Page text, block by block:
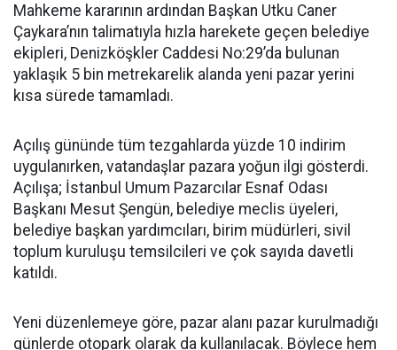
Mahkeme kararının ardından Başkan Utku Caner
Çaykara’nın talimatıyla hızla harekete geçen belediye
ekipleri, Denizköşkler Caddesi No:29’da bulunan
yaklaşık 5 bin metrekarelik alanda yeni pazar yerini
kısa sürede tamamladı.
Açılış gününde tüm tezgahlarda yüzde 10 indirim
uygulanırken, vatandaşlar pazara yoğun ilgi gösterdi.
Açılışa; İstanbul Umum Pazarcılar Esnaf Odası
Başkanı Mesut Şengün, belediye meclis üyeleri,
belediye başkan yardımcıları, birim müdürleri, sivil
toplum kuruluşu temsilcileri ve çok sayıda davetli
katıldı.
Yeni düzenlemeye göre, pazar alanı pazar kurulmadığı
günlerde otopark olarak da kullanılacak. Böylece hem